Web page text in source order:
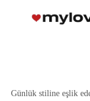
Günlük stiline eşlik